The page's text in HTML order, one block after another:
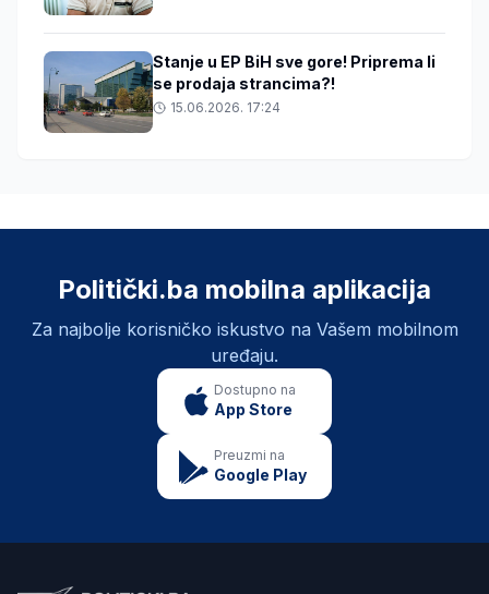
Stanje u EP BiH sve gore! Priprema li
se prodaja strancima?!
15.06.2026. 17:24
Politički.ba mobilna aplikacija
Za najbolje korisničko iskustvo na Vašem mobilnom
uređaju.
Dostupno na
App Store
Preuzmi na
Google Play